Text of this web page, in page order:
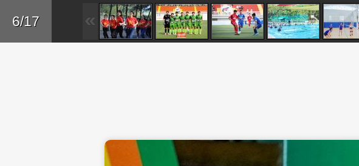
6/17 Trở lại